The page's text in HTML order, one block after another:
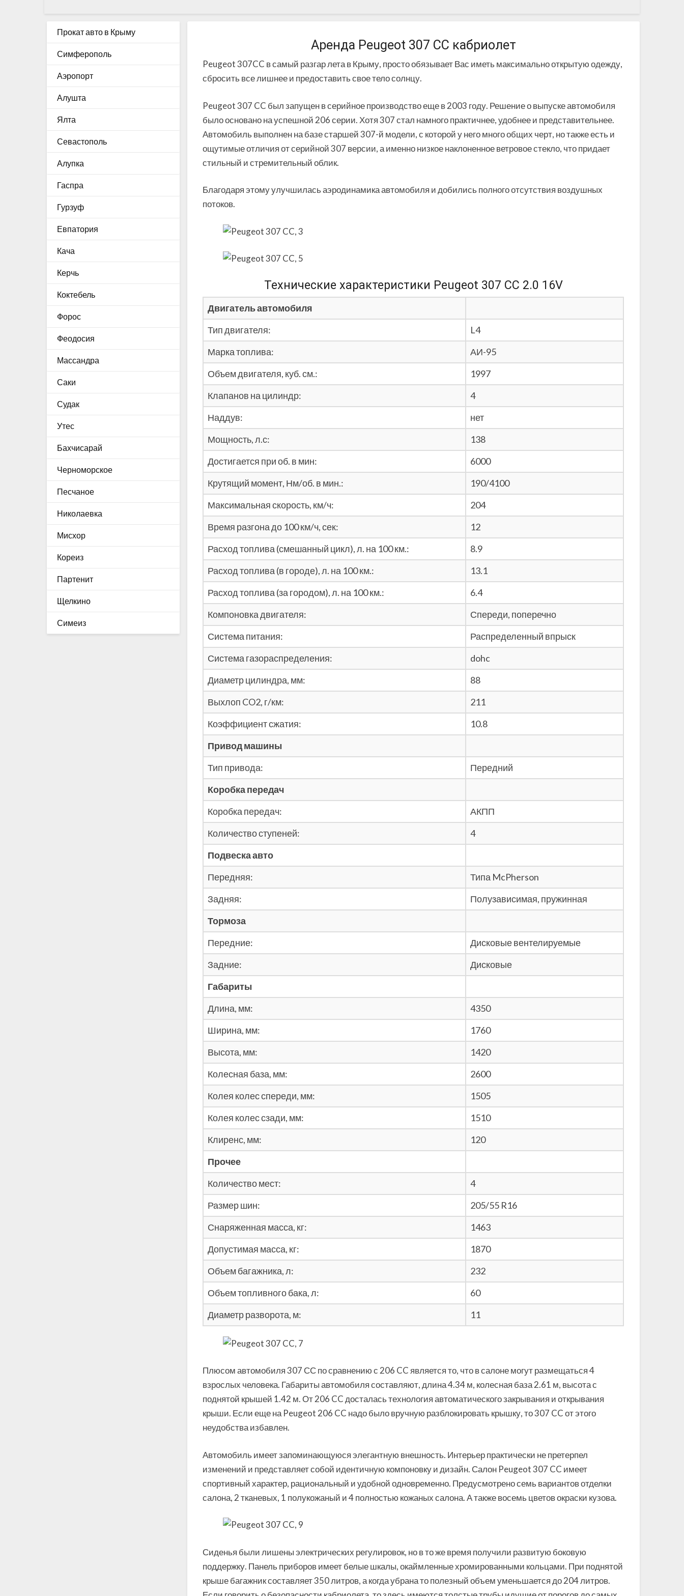
307
Аренда Peugeot 307 CC кабриолет
Peugeot 307CC в самый разгар лета в Крыму, просто обязывает Вас иметь максимально открытую одежду,
сбросить все лишнее и предоставить свое тело солнцу.
Peugeot 307 CC был запущен в серийное производство еще в 2003 году. Решение о выпуске автомобиля
было основано на успешной 206 серии. Хотя 307 стал намного практичнее, удобнее и представительнее.
Автомобиль выполнен на базе старшей 307-й модели, с которой у него много общих черт, но также есть и
ощутимые отличия от серийной 307 версии, а именно низкое наклоненное ветровое стекло, что придает
стильный и стремительный облик.
Благодаря этому улучшилась аэродинамика автомобиля и добились полного отсутствия воздушных
потоков.
Технические характеристики Peugeot 307 CC 2.0 16V
Двигатель автомобиля
Тип двигателя:
L4
Марка топлива:
АИ-95
Объем двигателя, куб. см.:
1997
Клапанов на цилиндр:
4
Наддув:
нет
Мощность, л.с:
138
Достигается при об. в мин:
6000
Крутящий момент, Нм/об. в мин.:
190/4100
Максимальная скорость, км/ч:
204
Время разгона до 100 км/ч, сек:
12
Расход топлива (смешанный цикл), л. на 100 км.:
8.9
Расход топлива (в городе), л. на 100 км.:
13.1
Расход топлива (за городом), л. на 100 км.:
6.4
Компоновка двигателя:
Спереди, поперечно
Система питания:
Распределенный впрыск
Система газораспределения:
dohc
Диаметр цилиндра, мм:
88
Выхлоп CO2, г/км:
211
Коэффициент сжатия:
10.8
Привод машины
Тип привода:
Передний
Коробка передач
Коробка передач:
АКПП
Количество ступеней:
4
Подвеска авто
Передняя:
Типа McPherson
Задняя:
Полузависимая, пружинная
Тормоза
Передние:
Дисковые вентелируемые
Задние:
Дисковые
Габариты
Длина, мм:
4350
Ширина, мм:
1760
Высота, мм:
1420
Колесная база, мм:
2600
Колея колес спереди, мм:
1505
Колея колес сзади, мм:
1510
Клиренс, мм:
120
Прочее
Количество мест:
4
Размер шин:
205/55 R16
Снаряженная масса, кг:
1463
Допустимая масса, кг:
1870
Объем багажника, л:
232
Объем топливного бака, л:
60
Диаметр разворота, м:
11
Плюсом автомобиля 307 СС по сравнению с 206 CC является то, что в салоне могут размещаться 4
взрослых человека. Габариты автомобиля составляют, длина 4.34 м, колесная база 2.61 м, высота с
поднятой крышей 1.42 м. От 206 CC досталась технология автоматического закрывания и открывания
крыши. Если еще на Peugeot 206 CC надо было вручную разблокировать крышку, то 307 CC от этого
неудобства избавлен.
Автомобиль имеет запоминающуюся элегантную внешность. Интерьер практически не претерпел
изменений и представляет собой идентичную компоновку и дизайн. Салон Peugeot 307 CC имеет
спортивный характер, рациональный и удобной одновременно. Предусмотрено семь вариантов отделки
салона, 2 тканевых, 1 полукожаный и 4 полностью кожаных салона. А также восемь цветов окраски кузова.
Сиденья были лишены электрических регулировок, но в то же время получили развитую боковую
поддержку. Панель приборов имеет белые шкалы, окаймленные хромированными кольцами. При поднятой
крыше багажник составляет 350 литров, а когда убрана то полезный объем уменьшается до 204 литров.
Прокат авто в Крыму
Симферополь
Аэропорт
Алушта
Ялта
Севастополь
Алупка
Гаспра
Гурзуф
Евпатория
Кача
Керчь
Коктебель
Форос
Феодосия
Массандра
Саки
Судак
Утес
Бахчисарай
Черноморское
Песчаное
Николаевка
Мисхор
Кореиз
Партенит
Щелкино
Симеиз